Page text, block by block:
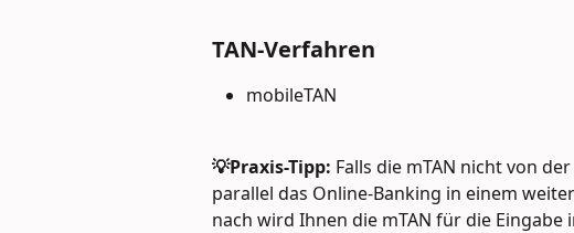
TAN-Verfahren
mobileTAN
💡Praxis-Tipp: Falls die mTAN nicht von
parallel das Online-Banking in einem
nach wird Ihnen die mTAN für die Eingabe